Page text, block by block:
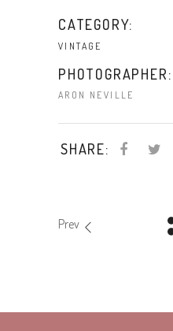
CATEGORY:
VINTAGE
PHOTOGRAPHER:
ARON NEVILLE
SHARE:
Prev